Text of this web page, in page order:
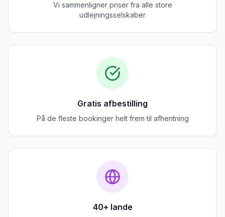
Vi sammenligner priser fra alle store
udlejningsselskaber
Gratis afbestilling
På de fleste bookinger helt frem til afhentning
40+ lande